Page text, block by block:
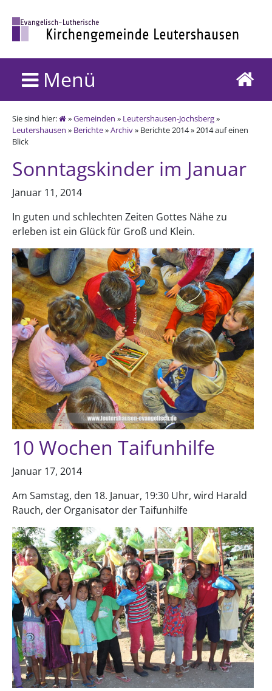
Menü
Sie sind hier: »Gemeinden » Leutershausen-Jochsberg»
Leutershausen » Berichte»Archiv» Berichte 2014 » 2014 auf einen
Blick
Sonntagskinder im Januar
Januar 11, 2014
In guten und schlechten Zeiten Gottes Nähe zu
erleben ist ein Glück für Groß und Klein.
10 Wochen Taifunhilfe
Januar 17, 2014
Am Samstag, den 18. Januar, 19:30 Uhr, wird Harald
Rauch, der Organisator der Taifunhilfe